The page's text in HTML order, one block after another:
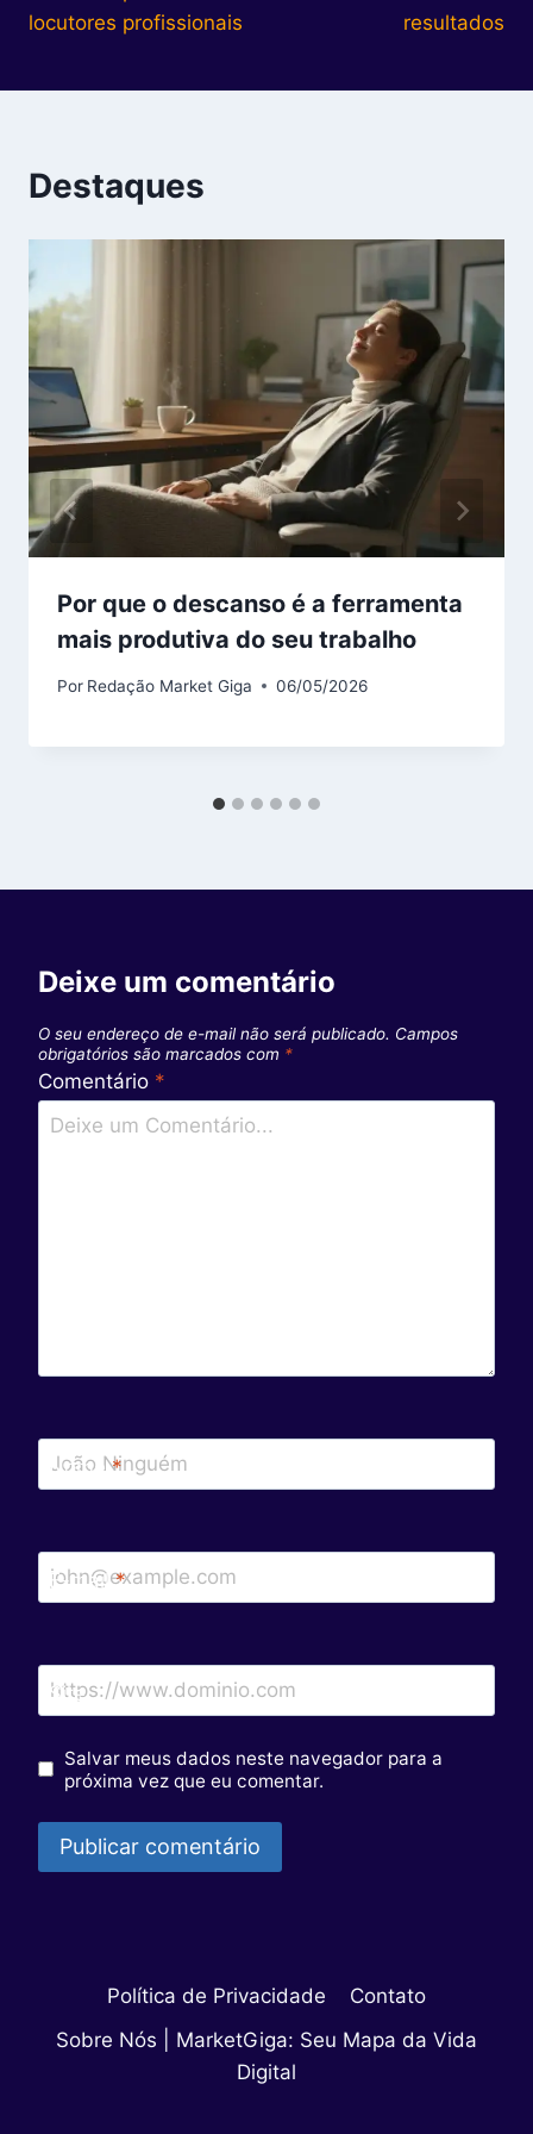
locutores profissionais
resultados
Destaques
Por que o descanso é a ferramenta
mais produtiva do seu trabalho
Por Redação Market Giga 06/05/2026
Deixe um comentário
O seu endereço de e-mail não será publicado. Campos
obrigatórios são marcados com *
Comentário *
Nome*
E-mail*
Site
Salvar meus dados neste navegador para a
próxima vez que eu comentar.
Política de Privacidade
Contato
Sobre Nós | MarketGiga: Seu Mapa da Vida
Digital